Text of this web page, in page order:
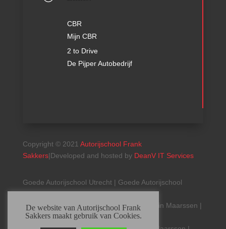
CBR
Mijn CBR
2 to Drive
De Pijper Autobedrijf
Copyright © 2021 Autorijschool Frank
Sakkers|Developed and hosted by DeanV IT Services
Goede Autorijschool Utrecht | Goede Autorijschool
Maarssen | Goede Autorijschool Breukelen
Rijbewijs halen in Utrecht | Rijbewijs halen in Maarssen |
Rijbewijs halen in Breukelen
De website van Autorijschool Frank
Sakkers maakt gebruik van Cookies.